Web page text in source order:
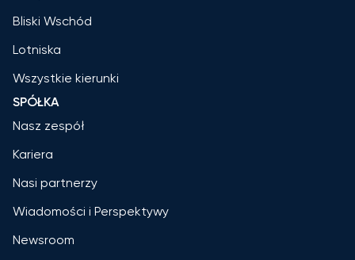
Bliski Wschód
Lotniska
Wszystkie kierunki
SPÓŁKA
Nasz zespół
Kariera
Nasi partnerzy
Wiadomości i Perspektywy
Newsroom